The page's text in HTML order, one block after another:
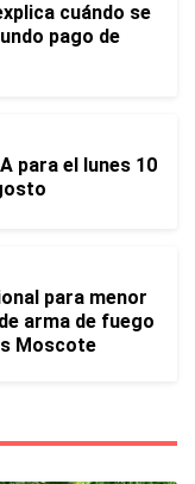
cuándo se
pago de
para el lunes 10
para menor
arma de fuego
Moscote